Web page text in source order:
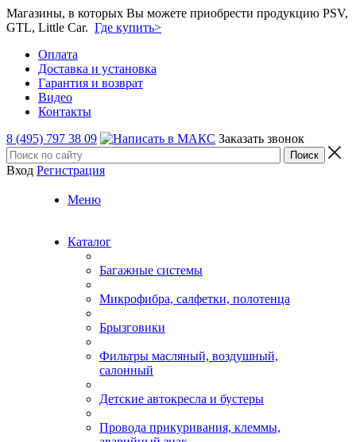
Магазины, в которых Вы можете приобрести продукцию PSV,
GTL, Little Car. Где купить>
Оплата
Доставка и установка
Гарантия и возврат
Видео
Контакты
8 (495) 797 38 09
Заказать звонок
Вход Регистрация
Меню
Каталог
Багажные системы
Микрофибра, салфетки, полотенца
Брызговики
Фильтры масляный, воздушный,
салонный
Детские автокресла и бустеры
Провода прикуривания, клеммы,